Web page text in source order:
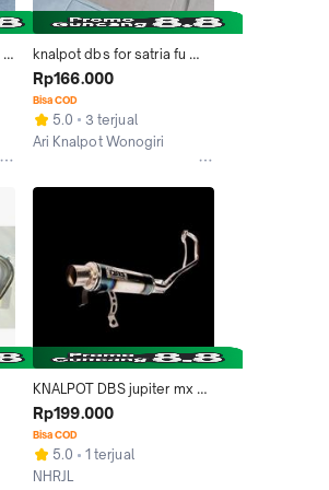
knalpot dbs for satria fu
mantap Bulat Foto Motor
Motorcycle
Rp166.000
Bisa COD
5.0
3 terjual
Ari Knalpot Wonogiri
KNALPOT DBS jupiter mx
new / old. satria FU. Dll.
Rp199.000
Bisa COD
5.0
1 terjual
NHRJL